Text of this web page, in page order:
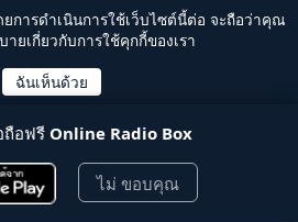
ยการดำเนินการใช้เว็บไซต์นี้ต่อ จะถือว่าคุณ
ยเกี่ยวกับการใช้คุกกี้ของเรา
อฟรี Online Radio Box
ไม่ ขอบคุณ